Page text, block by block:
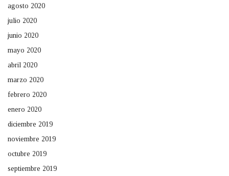
agosto 2020
julio 2020
junio 2020
mayo 2020
abril 2020
marzo 2020
febrero 2020
enero 2020
diciembre 2019
noviembre 2019
octubre 2019
septiembre 2019